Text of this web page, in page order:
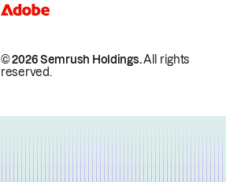
© 2026 Semrush Holdings.All rights
reserved.